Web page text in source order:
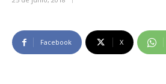
Facebook X